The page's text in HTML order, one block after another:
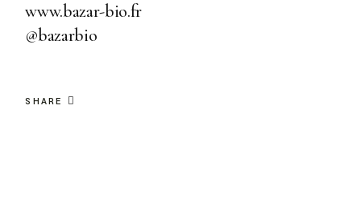
www.bazar-bio.fr
@bazarbio
SHARE